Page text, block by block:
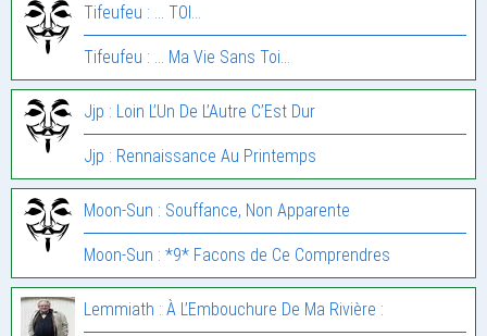
Tifeufeu : … TOI…
Tifeufeu : … Ma Vie Sans Toi…
Jjp : Loin L’Un De L’Autre C’Est Dur
Jjp : Rennaissance Au Printemps
Moon-Sun : Souffance, Non Apparente
Moon-Sun : *9* Facons de Ce Comprendres
Lemmiath : À L’Embouchure De Ma Rivière :